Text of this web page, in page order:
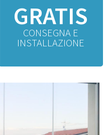
GRATIS
CONSEGNA E
INSTALLAZIONE